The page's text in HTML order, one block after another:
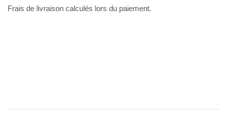
Frais de livraison calculés lors du paiement.